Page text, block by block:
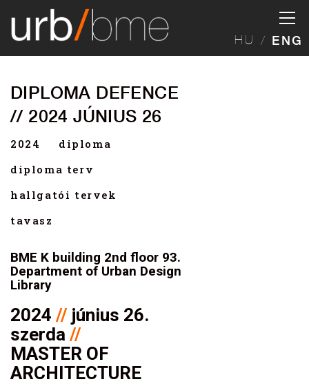
HU ENG
DIPLOMA DEFENCE
// 2024 JÚNIUS 26
2024
diploma
diploma terv
hallgatói tervek
tavasz
BME K building 2nd floor 93.
Department of Urban Design
Library
2024 // június 26.
szerda //
MASTER OF
ARCHITECTURE